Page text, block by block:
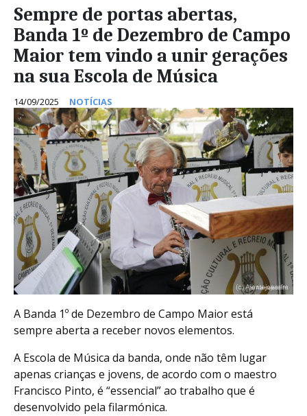
Sempre de portas abertas,
Banda 1º de Dezembro de Campo
Maior tem vindo a unir gerações
na sua Escola de Música
14/09/2025 NOTÍCIAS
A Banda 1º de Dezembro de Campo Maior está
sempre aberta a receber novos elementos.
A Escola de Música da banda, onde não têm lugar
apenas crianças e jovens, de acordo com o maestro
Francisco Pinto, é “essencial” ao trabalho que é
desenvolvido pela filarmónica.